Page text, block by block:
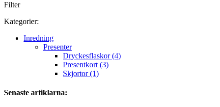
Filter
Kategorier:
Inredning
Presenter
Dryckesflaskor (4)
Presentkort (3)
Skjortor (1)
Senaste artiklarna: